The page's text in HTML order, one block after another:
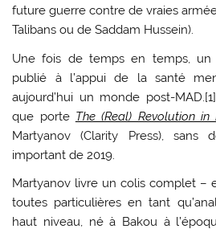
future guerre contre de vraies
Talibans ou de Saddam Hussein).
Une fois de temps en temps, un
publié à l’appui de la santé
aujourd’hui un monde post-
que porte The (Real) Revolution in
Martyanov (Clarity Press),
important de 2019.
Martyanov livre un colis complet –
toutes particulières en tant
haut niveau, né à Bakou à